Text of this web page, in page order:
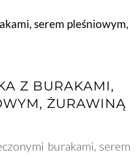
Z BURAKAMI,
ŻURAWINĄ
burakami, serem